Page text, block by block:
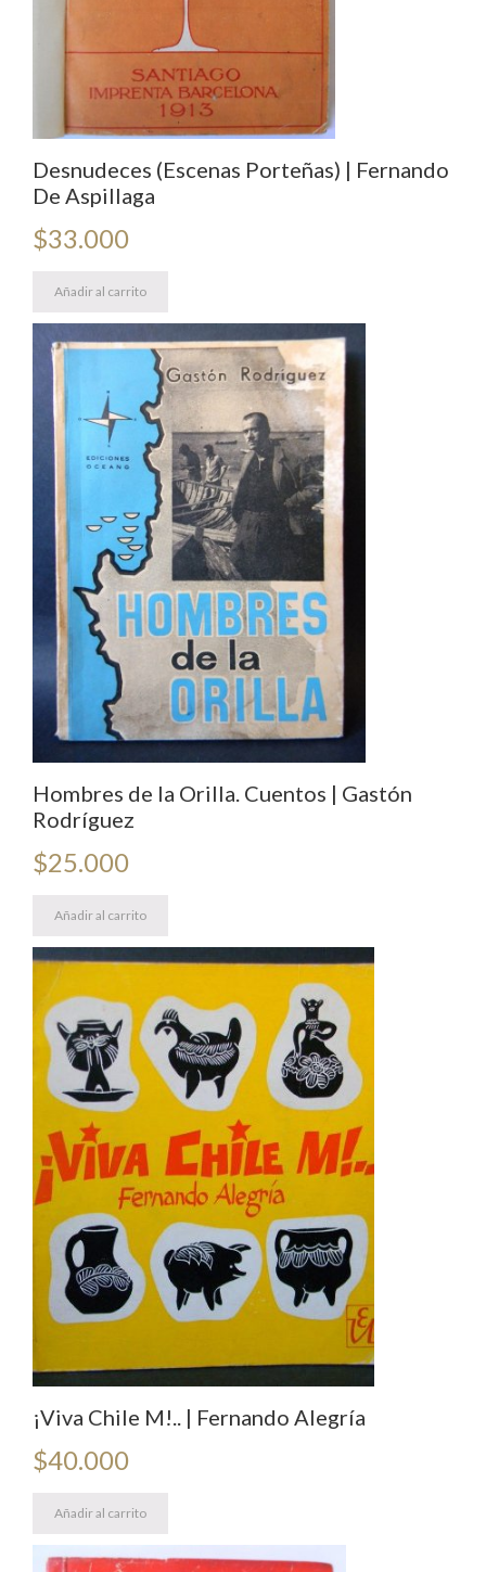
Desnudeces (Escenas Porteñas) | Fernando
De Aspillaga
$33.000
Añadir al carrito
Hombres de la Orilla. Cuentos | Gastón
Rodríguez
$25.000
Añadir al carrito
¡Viva Chile M!.. | Fernando Alegría
$40.000
Añadir al carrito